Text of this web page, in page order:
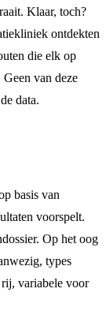
Klaar, toch?
ontdekten
die elk op
van deze
data.
basis van
voorspelt.
Op het oog
types
variabele voor